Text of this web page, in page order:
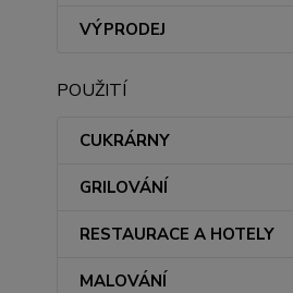
VÝPRODEJ
POUŽITÍ
CUKRÁRNY
GRILOVÁNÍ
RESTAURACE A HOTELY
MALOVÁNÍ